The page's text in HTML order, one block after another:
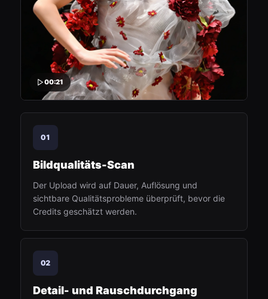
00:21
01
Bildqualitäts-Scan
Der Upload wird auf Dauer, Auflösung und
sichtbare Qualitätsprobleme überprüft, bevor die
Credits geschätzt werden.
02
Detail- und Rauschdurchgang